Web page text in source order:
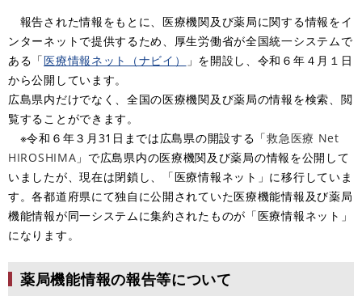
報告された情報をもとに、医療機関及び薬局に関する情報をイ
ンターネットで提供するため、厚生労働省が全国統一システムで
ある「医療情報ネット（ナビイ）
」を開設し、令和６年４月１日
から公開しています。
広島県内だけでなく、全国の医療機関及び薬局の情報を検索、閲
覧することができます。
※令和６年３月31日までは広島県の開設する「救急医療 Net
HIROSHIMA 」で広島県内の医療機関及び薬局の情報を公開して
いましたが、現在は閉鎖し、「医療情報ネット」に移行していま
す。各都道府県にて独自に公開されていた医療機能情報及び薬局
機能情報が同一システムに集約されたものが「医療情報ネット」
になります。
薬局機能情報の報告等について